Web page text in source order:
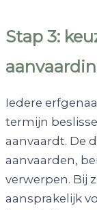
Stap 3:
Iedere
termijn
aanvaardt. De
aanvaarden,
verwerpen. Bij
aansprakelijk